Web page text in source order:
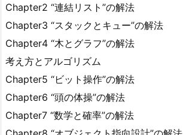
Chapter2 “連結リスト”の解法
Chapter3 “スタックとキュー”の解法
Chapter4 “木とグラフ”の解法
考え方とアルゴリズム
Chapter5 “ビット操作”の解法
Chapter6 “頭の体操”の解法
Chapter7 “数学と確率”の解法